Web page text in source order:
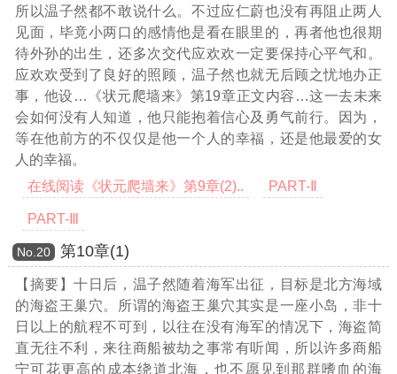
所以温子然都不敢说什么。不过应仁蔚也没有再阻止两人
见面，毕竟小两口的感情他是看在眼里的，再者他也很期
待外孙的出生，还多次交代应欢欢一定要保持心平气和。
应欢欢受到了良好的照顾，温子然也就无后顾之忧地办正
事，他设 …《状元爬墙来》第19章正文内容…这一去未来
会如何没有人知道，他只能抱着信心及勇气前行。因为，
等在他前方的不仅仅是他一个人的幸福，还是他最爱的女
人的幸福。
在线阅读《状元爬墙来》第9章(2)..
PART-Ⅱ
PART-Ⅲ
Νο.20 第10章(1)
【摘要】十日后，温子然随着海军出征，目标是北方海域
的海盗王巢穴。所谓的海盗王巢穴其实是一座小岛，非十
日以上的航程不可到，以往在没有海军的情况下，海盗简
直无往不利，来往商船被劫之事常有听闻，所以许多商船
宁可花更高的成本绕道北海，也不愿见到那群嗜血的海